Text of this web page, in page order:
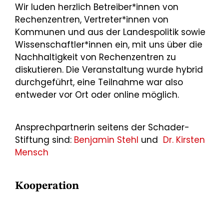
Wir luden herzlich Betreiber*innen von
Rechenzentren, Vertreter*innen von
Kommunen und aus der Landespolitik sowie
Wissenschaftler*innen ein, mit uns über die
Nachhaltigkeit von Rechenzentren zu
diskutieren. Die Veranstaltung wurde hybrid
durchgeführt, eine Teilnahme war also
entweder vor Ort oder online möglich.
Ansprechpartnerin seitens der Schader-
Stiftung sind: Benjamin Stehl und Dr. Kirsten
Mensch
Kooperation